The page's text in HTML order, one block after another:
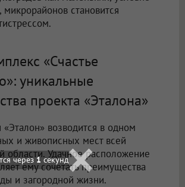
становится
«Счастье
уникальные
проекта «Эталона»
«Эталон» возводится в одном
и живописных мест всей
области. Удачное расположение
ему сочетать преимущества
и загородной жизни.